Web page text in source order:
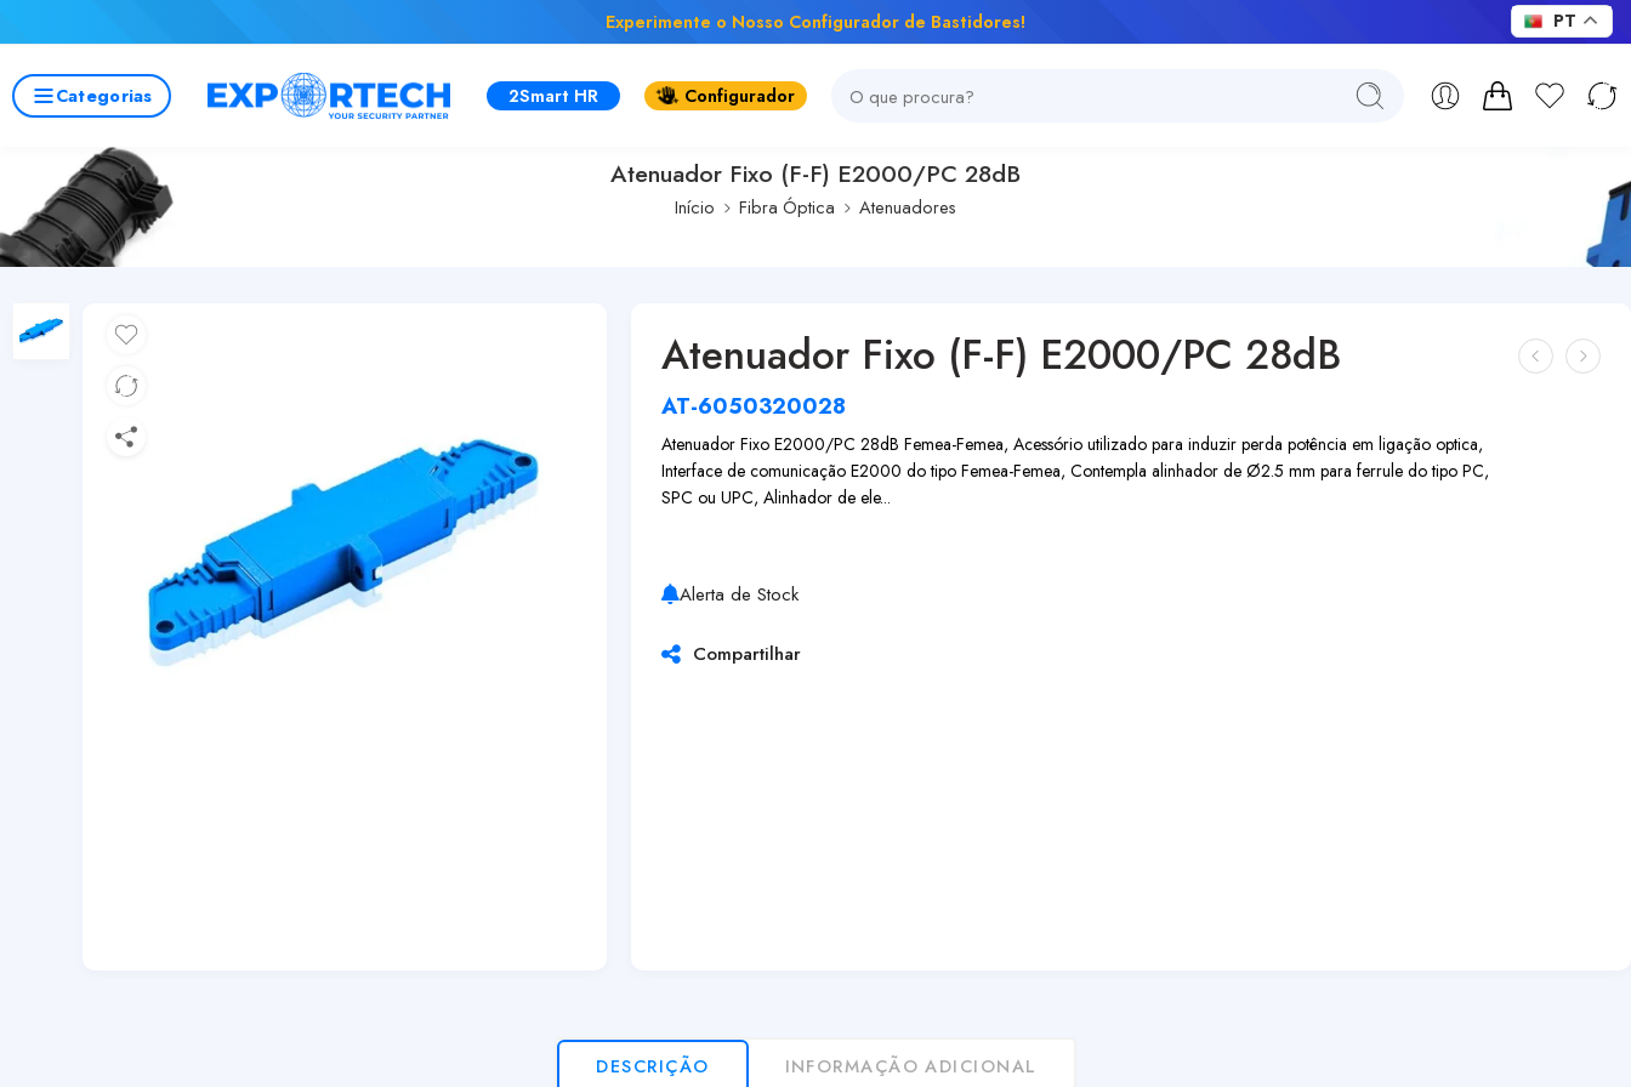
Experimente o Nosso Configurador de Bastidores!
Categorias 2Smart HR Configurador
Atenuador Fixo (F-F) E2000/PC 28dB
Início Fibra Óptica Atenuadores
Atenuador Fixo (F-F) E2000/PC 28dB
AT-6050320028
Atenuador Fixo E2000/PC 28dB Femea-Femea, Acessório utilizado para induzir perda potência em ligação optica,
Interface de comunicação E2000 do tipo Femea-Femea, Contempla alinhador de Ø2.5 mm para ferrule do tipo PC,
SPC ou UPC, Alinhador de ele...
Alerta de Stock
Compartilhar
DESCRIÇÃO INFORMAÇÃO ADICIONAL
PT